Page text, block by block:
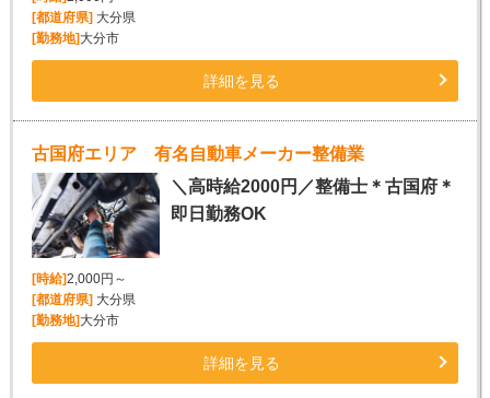
[都道府県]大分県
[勤務地]大分市
詳細を見る
古国府エリア 有名自動車メーカー整備業
＼高時給2000円／整備士＊古国府＊
即日勤務OK
[時給]2,000円～
[都道府県]大分県
[勤務地]大分市
詳細を見る